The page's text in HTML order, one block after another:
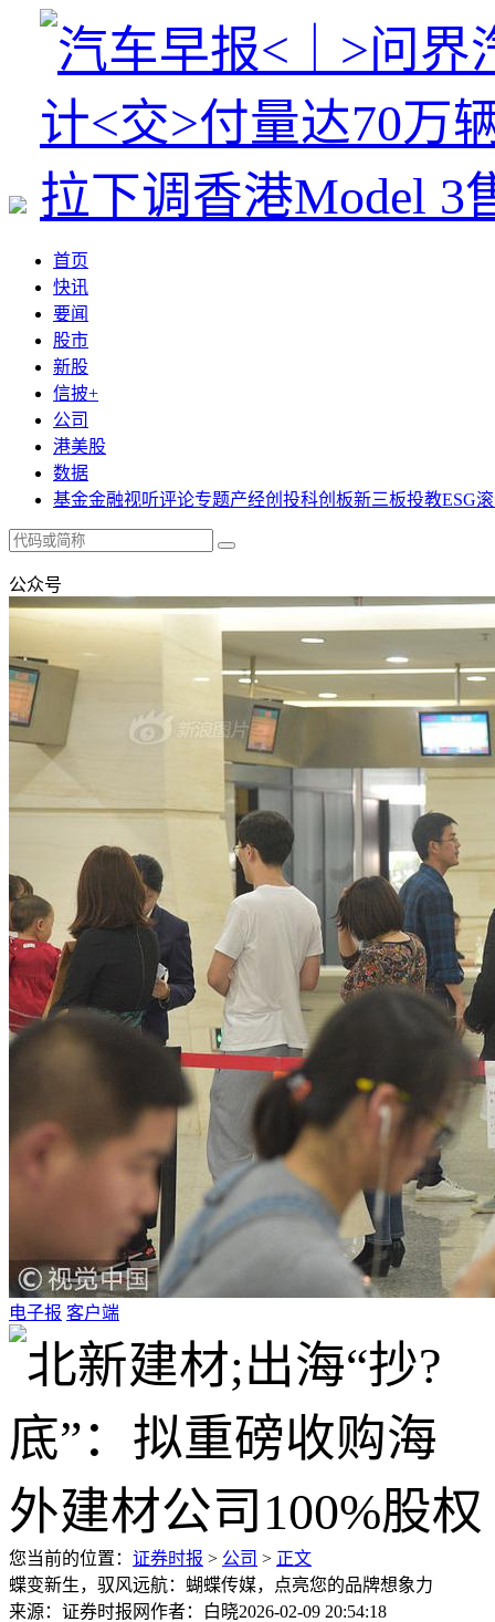
首页
快讯
要闻
股市
新股
信披+
公司
港美股
数据
基金金融视听评论专题产经创投科创板新三板投教ESG
公众号
电子报 客户端
您当前的位置： 证券时报 > 公司 > 正文
蝶变新生，驭风远航：蝴蝶传媒，点亮您的品牌想象力
来源：证券时报网作者：白晓2026-02-09 20:54:18